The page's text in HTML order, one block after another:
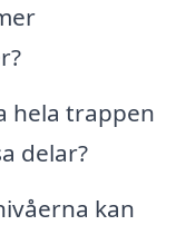
hela trappen
delar?
kan